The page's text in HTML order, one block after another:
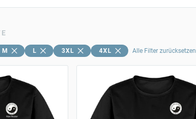
M L 3XL 4XL Alle Filter zurücksetzen